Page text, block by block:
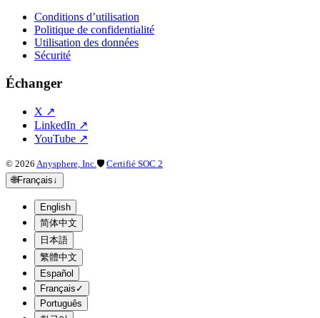
Conditions d’utilisation
Politique de confidentialité
Utilisation des données
Sécurité
Échanger
X ↗
LinkedIn ↗
YouTube ↗
© 2026 Anysphere, Inc. 🛡 Certifié SOC 2
🌐Français↓
English
简体中文
日本語
繁體中文
Español
Français ✓
Português